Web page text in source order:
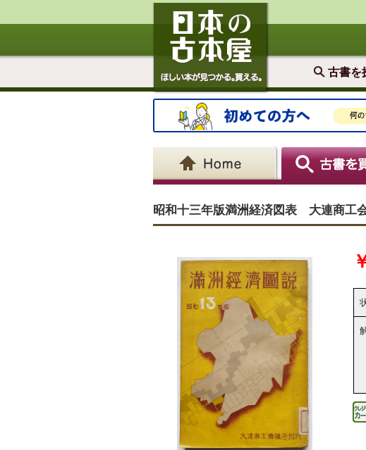
古書を
昭和十三年版満洲経済図表 大連商工